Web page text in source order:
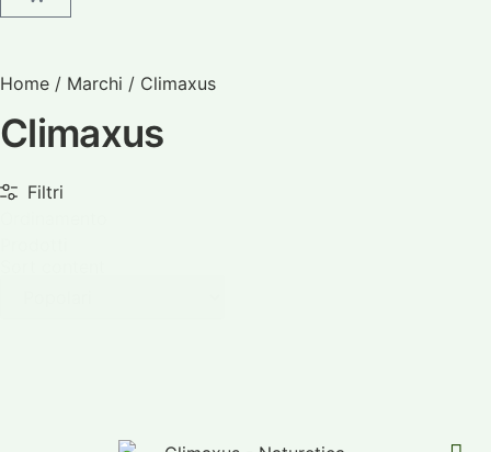
Home / Marchi / Climaxus
Climaxus
Filtri